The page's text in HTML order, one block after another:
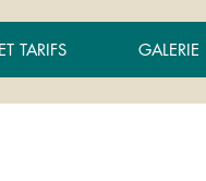
TARIFS GALERIE